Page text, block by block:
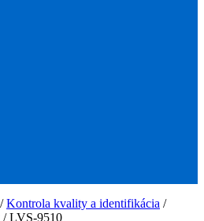
/Kontrola kvality a identifikácia /
/LVS-9510